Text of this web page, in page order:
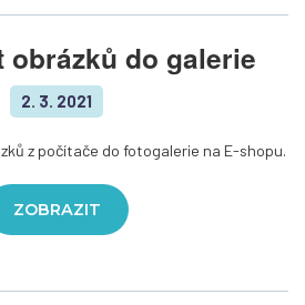
obrázků do galerie
2. 3. 2021
z počítače do fotogalerie na E-shopu.
ZOBRAZIT